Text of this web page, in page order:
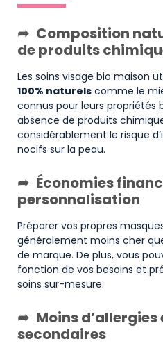
Composition
de produits
Les soins visage bio maison
100% naturels comme le
connus pour leurs propriétés
absence de produits
considérablement le risque
nocifs sur la peau.
Économies
personnalisation
Préparer vos propres
généralement moins cher
de marque. De plus, vous
fonction de vos besoins et
soins sur-mesure.
Moins
secondaires